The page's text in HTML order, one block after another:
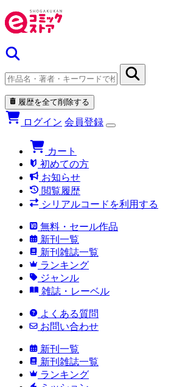
履歴を全て削除する
ログイン 会員登録
カート
初めての方
お知らせ
閲覧履歴
シリアルコードを利用する
無料・セール作品
新刊一覧
新刊雑誌一覧
ランキング
ジャンル
雑誌・レーベル
よくある質問
お問い合わせ
新刊一覧
新刊雑誌一覧
ランキング